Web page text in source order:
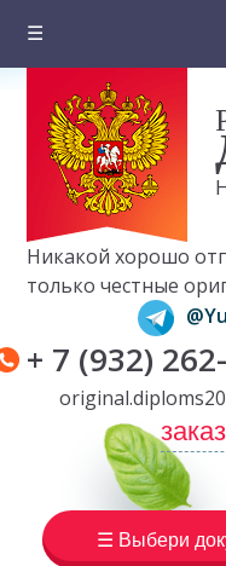
☰
О компании
Цены на документы
Вопросы и ответы
Отзывы клиентов
Оплата и доставка
Контакты
Никакой хорошо
только честные
+ 7 (932)
☰ Выбери